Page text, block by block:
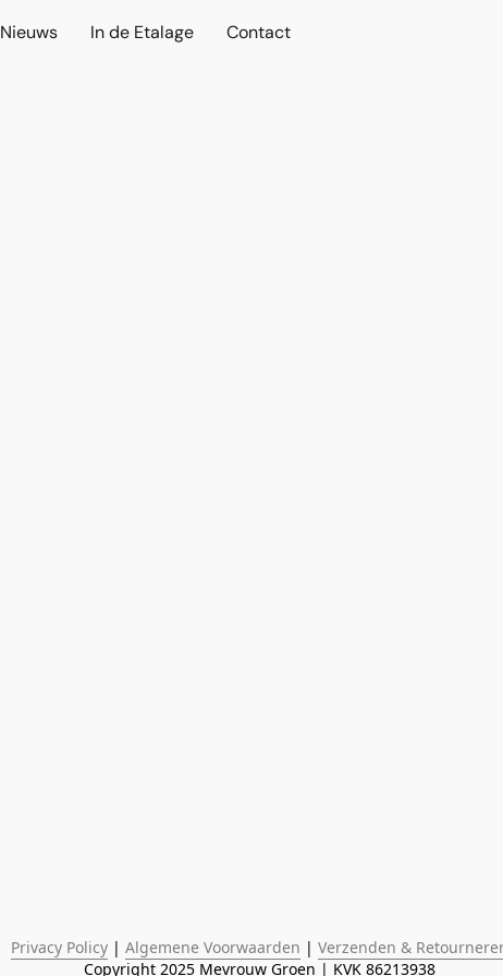
Nieuws In de Etalage Contact
Privacy Policy | Algemene Voorwaarden | Verzenden &
Copyright 2025 Mevrouw Groen | KVK 86213938